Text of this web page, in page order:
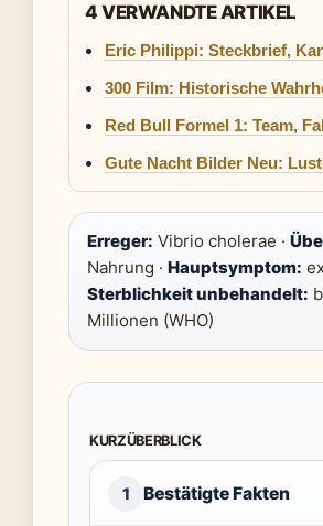
4 VERWANDTE ARTIKEL
Eric Philippi: Steckbrief,
300 Film: Historische
Red Bull Formel 1: Team,
Gute Nacht Bilder Neu:
Erreger: Vibrio cholerae ·
Nahrung · Hauptsymptom:
Sterblichkeit unbehandelt:
Millionen (WHO)
KURZÜBERBLICK
1 Bestätigte Fakten